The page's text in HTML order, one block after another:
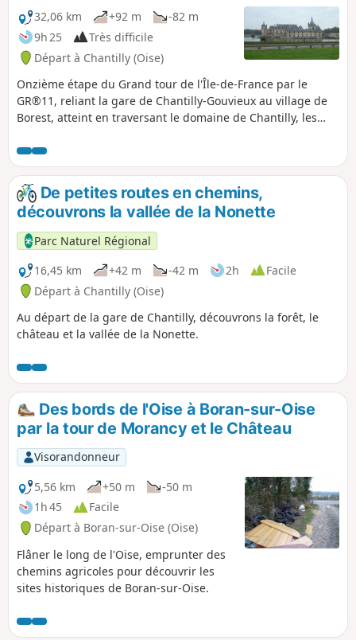
32,06 km
+92 m
-82 m
9h 25
Très difficile
Départ à Chantilly (Oise)
Onzième étape du Grand tour de l'Île-de-France par le
GR®11, reliant la gare de Chantilly-Gouvieux au village de
Borest, atteint en traversant le domaine de Chantilly, les
crochet par le centre historique de Senlis, et, en option, un
moment de recueillement devant la stèle à la mémoire des
victimes du crash aérien de mars 1974. L'itinéraire suit, de
plus ou moins loin, la rivière Nonette qui sera franchie à
plusieurs reprises. Le parcours de l'étape, quasi-
intégralement, en forêt, et avec peu de dénivelé, en fait une
randonnée très agréable, et les traversées de Chantilly et
de Senlis y rajoutent une riche touche patrimoniale. Cette
étape nécessite une nuit sur place afin de s'éviter des
manœuvres de voitures laborieuses. Elle est donc la
première de deux étapes consécutives, toujours
intégralement dans le département de l'Oise, entre les
De petites routes en chemins,
découvrons la vallée de la Nonette
Parc Naturel Régional
16,45 km
+42 m -42 m 2h
Facile
Départ à Chantilly (Oise)
Au départ de la gare de Chantilly, découvrons la forêt, le
château et la vallée de la Nonette.
Des bords de l'Oise à Boran-sur-Oise
par la tour de Morancy et le Château
Visorandonneur
5,56 km
+50 m
-50 m
1h 45
Facile
Départ à Boran-sur-Oise (Oise)
Flâner le long de l'Oise, emprunter des
chemins agricoles pour découvrir les
sites historiques de Boran-sur-Oise.